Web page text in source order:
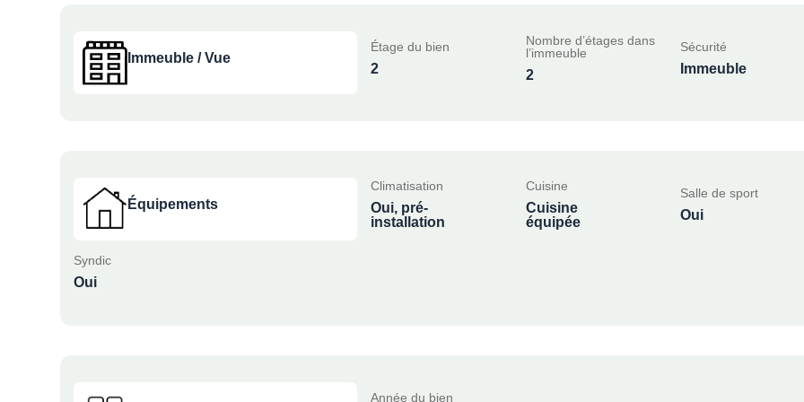
Immeuble / Vue
Étage du bien
2
Nombre d’étages dans
l’immeuble
2
Sécurité
Immeuble
Équipements
Climatisation
Oui, pré-
installation
Cuisine
Cuisine
équipée
Salle de sport
Oui
Syndic
Oui
Année du bien